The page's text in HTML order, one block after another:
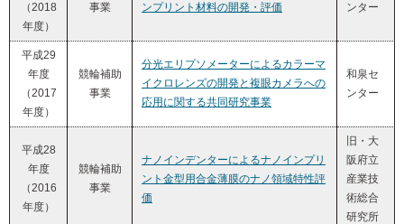
（2018
年度）
事業
ンプリント材料の開発・評価
ンター
平成29
年度
（2017
年度）
競輪補助
事業
分光エリプソメーターによるカラーマ
イクロレンズの開発と複眼カメラへの
応用に関する共同研究事業
和泉セ
ンター
平成28
年度
（2016
年度）
競輪補助
事業
ナノインデンターによるナノインプリ
ント金型用合金薄膜のナノ領域特性評
価
旧・大
阪府立
産業技
術総合
研究所